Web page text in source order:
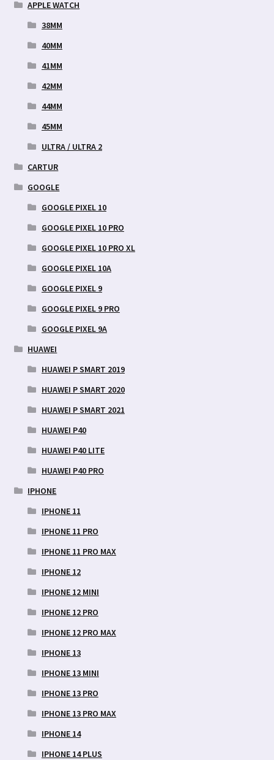
APPLE WATCH
38MM
40MM
41MM
42MM
44MM
45MM
ULTRA / ULTRA 2
CARTUR
GOOGLE
GOOGLE PIXEL 10
GOOGLE PIXEL 10 PRO
GOOGLE PIXEL 10 PRO XL
GOOGLE PIXEL 10A
GOOGLE PIXEL 9
GOOGLE PIXEL 9 PRO
GOOGLE PIXEL 9A
HUAWEI
HUAWEI P SMART 2019
HUAWEI P SMART 2020
HUAWEI P SMART 2021
HUAWEI P40
HUAWEI P40 LITE
HUAWEI P40 PRO
IPHONE
IPHONE 11
IPHONE 11 PRO
IPHONE 11 PRO MAX
IPHONE 12
IPHONE 12 MINI
IPHONE 12 PRO
IPHONE 12 PRO MAX
IPHONE 13
IPHONE 13 MINI
IPHONE 13 PRO
IPHONE 13 PRO MAX
IPHONE 14
IPHONE 14 PLUS